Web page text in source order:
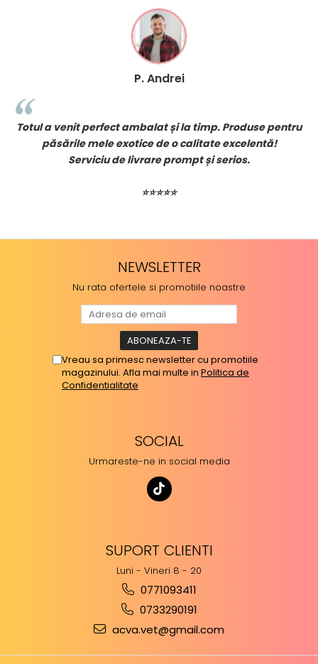
ambalat și la timp. Produse pentru
exotice de o calitate excelentă!
de livrare prompt și serios.
Comand des
durabile,
NEWSLETTER
Nu rata ofertele si promotiile noastre
Vreau sa primesc newsletter cu promotiile
magazinului. Afla mai multe in Politica de
Confidentialitate
SOCIAL
Urmareste-ne in social media
SUPORT CLIENTI
Luni - Vineri 8 - 20
0771093411
0733290191
acva.vet@gmail.com